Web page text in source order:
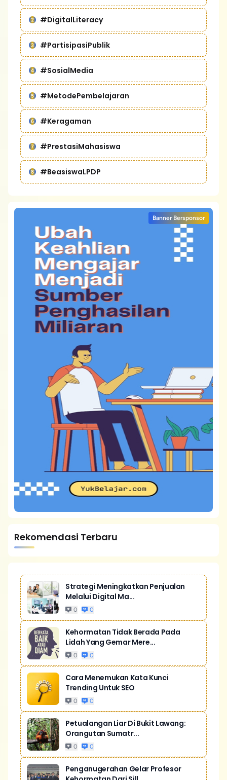
#DigitalLiteracy
#PartisipasiPublik
#SosialMedia
#MetodePembelajaran
#Keragaman
#PrestasiMahasiswa
#BeasiswaLPDP
Banner Bersponsor
Rekomendasi Terbaru
Strategi Meningkatkan Penjualan
Melalui Digital Ma...
0 0
Kehormatan Tidak Berada Pada
Lidah Yang Gemar Mere...
0 0
Cara Menemukan Kata Kunci
Trending Untuk SEO
0 0
Petualangan Liar Di Bukit Lawang:
Orangutan Sumatr...
0 0
Penganugerahan Gelar Profesor